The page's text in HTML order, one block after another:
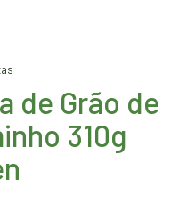
de Grão de
310g